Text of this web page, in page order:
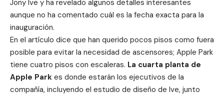
Jony Ive y ha revelado algunos detalles interesantes
aunque no ha comentado cuál es la fecha exacta para la
inauguración.
En el artículo dice que han querido pocos pisos como fuera
posible para evitar la necesidad de ascensores; Apple Park
tiene cuatro pisos con escaleras. La cuarta planta de
Apple Park es donde estarán los ejecutivos de la
compañía, incluyendo el estudio de diseño de Ive, junto